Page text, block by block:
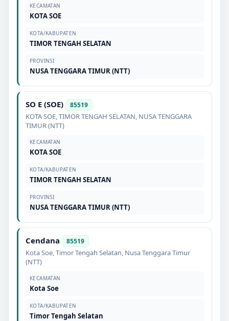
KECAMATAN
KOTA SOE
KOTA/KABUPATEN
TIMOR TENGAH SELATAN
PROVINSI
NUSA TENGGARA TIMUR (NTT)
SO E (SOE) 85519
KOTA SOE,TIMOR TENGAH SELATAN, NUSA TENGGARA
TIMUR (NTT)
KECAMATAN
KOTA SOE
KOTA/KABUPATEN
TIMOR TENGAH SELATAN
PROVINSI
NUSA TENGGARA TIMUR (NTT)
Cendana 85519
Kota Soe,Timor Tengah Selatan, Nusa Tenggara Timur
(NTT)
KECAMATAN
Kota Soe
KOTA/KABUPATEN
Timor Tengah Selatan